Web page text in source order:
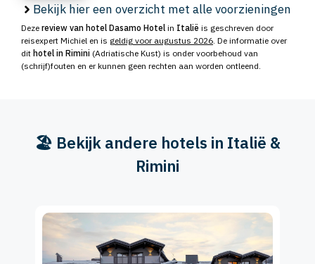
Bekijk hier een overzicht met alle voorzieningen
Deze review van hotel Dasamo Hotel in Italië is geschreven door
reisexpert Michiel en is geldig voor augustus 2026 . De informatie over
dit hotel in Rimini (Adriatische Kust) is onder voorbehoud van
(schrijf)fouten en er kunnen geen rechten aan worden ontleend.
🏖️ Bekijk andere hotels in Italië &
Rimini